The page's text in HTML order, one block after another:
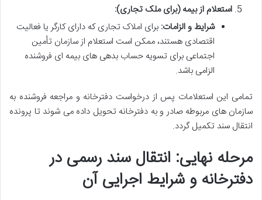
استعلام از بیمه (برای ملک تجاری):
شرایط و الزامات: برای املاک تجاری که دارای کارگر یا فعالیت
اقتصادی هستند، ممکن است استعلام از سازمان تأمین
اجتماعی برای تسویه حساب بدهی های بیمه ای فروشنده
الزامی باشد.
تمامی این استعلامات پس از درخواست دفترخانه و مراجعه فروشنده به
سازمان های مربوطه صادر و به دفترخانه تحویل داده می شوند تا پرونده
انتقال سند تکمیل گردد.
مرحله نهایی: انتقال سند رسمی در
دفترخانه و شرایط اجرایی آن